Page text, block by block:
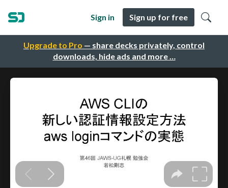
Upgrade to Pro — share decks privately, control
downloads, hide ads and more …
Sign in Sign up for free